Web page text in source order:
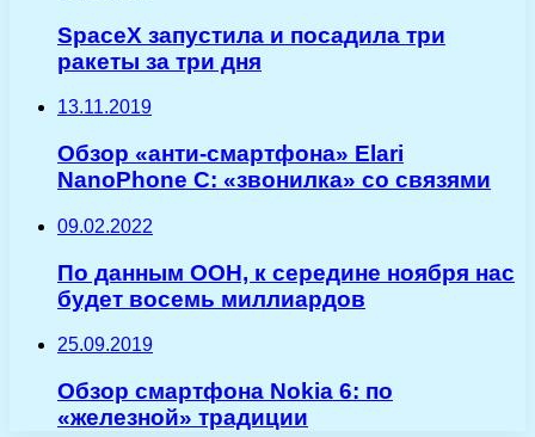
SpaceX запустила и посадила три
ракеты за три дня
13.11.2019
Обзор «анти-смартфона» Elari
NanoPhone C: «звонилка» со связями
09.02.2022
По данным ООН, к середине ноября нас
будет восемь миллиардов
25.09.2019
Обзор смартфона Nokia 6: по
«железной» традиции